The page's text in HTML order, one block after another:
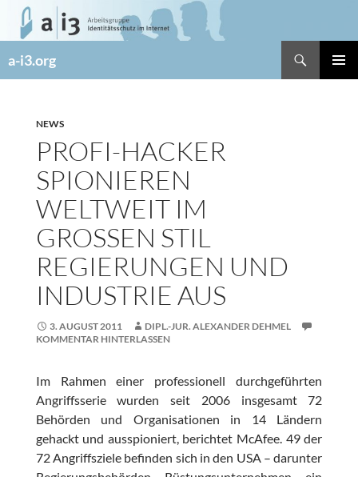
Zum
Inhalt
a-i3.org
NEWS
PROFI-HACKER
SPIONIEREN
WELTWEIT IM
GROSSEN STIL R
EGIERUNGEN UND I
NDUSTRIE AUS
3. AUGUST 2011
DIPL.-JUR. ALEXANDER DEHMEL
KOMMENTAR HINTERLASSEN
Im Rahmen einer professionell durchgeführten
Angriffsserie wurden seit 2006 insgesamt 72
Behörden und Organisationen in 14 Ländern
gehackt und ausspioniert, berichtet McAfee. 49 der
72 Angriffsziele befinden sich in den USA – darunter